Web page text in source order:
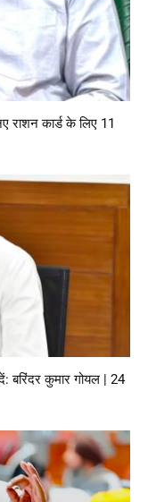
राशन कार्ड के लिए 11
बरिंदर कुमार गोयल | 24